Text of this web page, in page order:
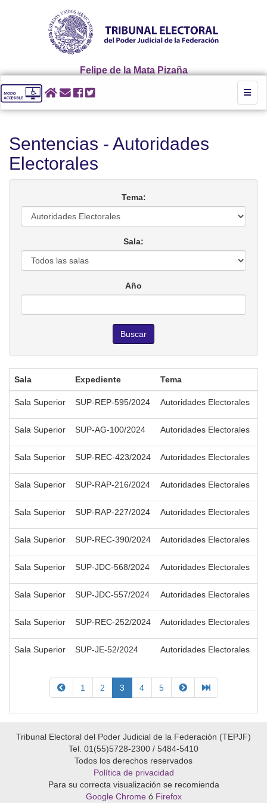
Felipe de la Mata Pizaña
Sentencias - Autoridades
Electorales
Tema:
Sala:
Año
Buscar
Sala Expediente Tema
Sala Superior SUP-REP-595/2024 Autoridades Electorales
Sala Superior SUP-AG-100/2024 Autoridades Electorales
Sala Superior SUP-REC-423/2024 Autoridades Electorales
Sala Superior SUP-RAP-216/2024 Autoridades Electorales
Sala Superior SUP-RAP-227/2024 Autoridades Electorales
Sala Superior SUP-REC-390/2024 Autoridades Electorales
Sala Superior SUP-JDC-568/2024 Autoridades Electorales
Sala Superior SUP-JDC-557/2024 Autoridades Electorales
Sala Superior SUP-REC-252/2024 Autoridades Electorales
Sala Superior SUP-JE-52/2024 Autoridades Electorales
1 2 3 4 5
Tribunal Electoral del Poder Judicial de la Federación (TEPJF)
Tel. 01(55)5728-2300 / 5484-5410
Todos los derechos reservados
Política de privacidad
Para su correcta visualización se recomienda
Google Chrome ó Firefox